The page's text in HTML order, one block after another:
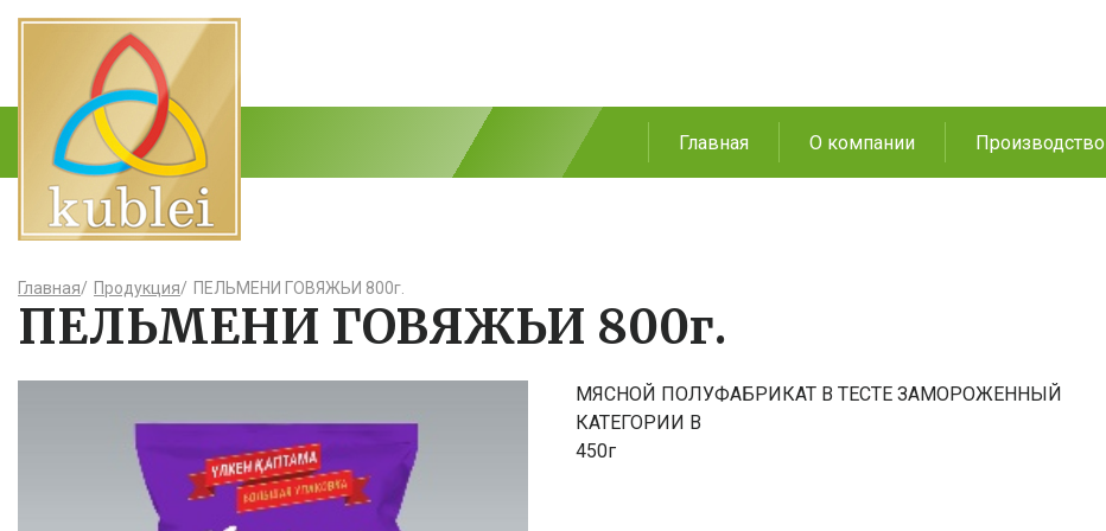
Главная О компании Производство
Главная/ Продукция/ ПЕЛЬМЕНИ ГОВЯЖЬИ 800г.
ПЕЛЬМЕНИ ГОВЯЖЬИ 800г.
МЯСНОЙ ПОЛУФАБРИКАТ В ТЕСТЕ ЗАМОРОЖЕННЫЙ
КАТЕГОРИИ В
450г